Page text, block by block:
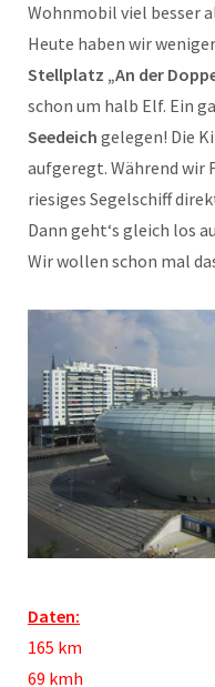
Wohnmobil viel besser
Heute haben wir
Stellplatz „An der
schon um halb Elf. Ein
Seedeich gelegen! Die
aufgeregt. Während
riesiges Segelschiff
Dann geht‘s gleich los
Wir wollen schon mal
Daten:
165 km
69 kmh